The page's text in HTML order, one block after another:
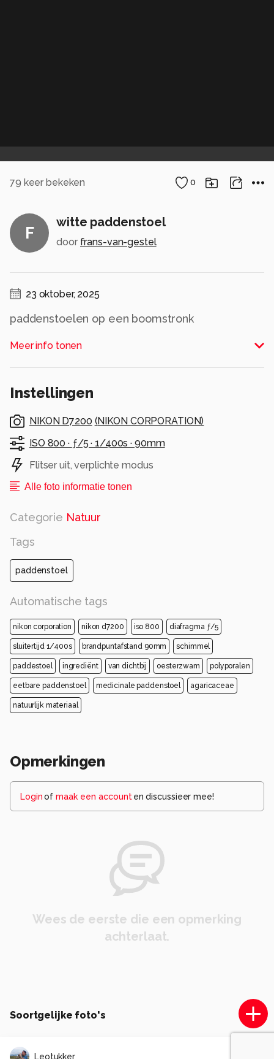
79 keer bekeken 0
F
witte paddenstoel
door frans-van-gestel
23 oktober, 2025
paddenstoelen op een boomstronk
Alle rechten voorbehouden
Meer info tonen
Instellingen
NIKON D7200 (NIKON CORPORATION)
ISO 800 · ƒ/5 ·1/400s ·90mm
Flitser uit, verplichte modus
Alle foto informatie tonen
Categorie Natuur
Tags
paddenstoel
Automatische tags
nikon corporation nikon d7200 iso 800 diafragma ƒ/5
sluitertijd 1/400s brandpuntafstand 90mm schimmel
paddestoel ingrediënt van dichtbij oesterzwam polyporalen
eetbare paddenstoel medicinale paddenstoel agaricaceae
natuurlijk materiaal
Opmerkingen
Loginof maak een account en discussieer mee!
Wees de eerste die een opmerking
achterlaat.
Soortgelijke foto's
Leotukker